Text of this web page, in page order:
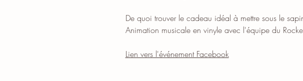
De quoi trouver le cadeau idéal à mettre sous le
Animation musicale en vinyle avec l'équipe du
Lien vers l'événement Facebook